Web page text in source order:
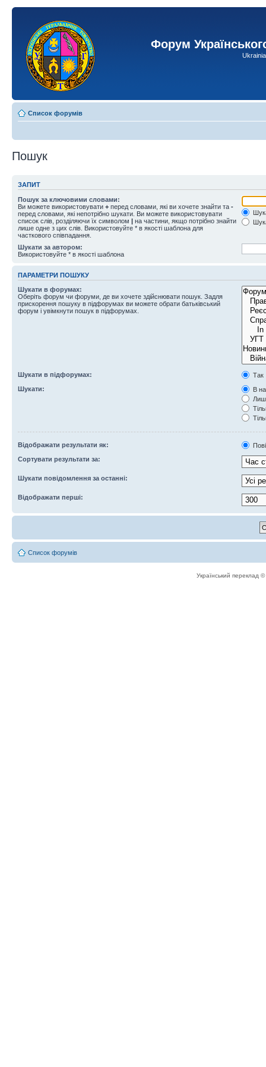
Форум
Список форумів
Пошук
ЗАПИТ
Пошук за ключовими словами:
Ви можете використовувати + перед словами, які ви хочете знайти та -
перед словами, які непотрібно шукати. Ви можете використовувати
список слів, розділяючи їх символом | на частини, якщо потрібно знайти
лише одне з цих слів. Використовуйте * в якості шаблона для
часткового співпадання.
Шукати за автором:
Використовуйте * в якості шаблона
ПАРАМЕТРИ ПОШУКУ
Шукати в форумах:
Оберіть форум чи форуми, де ви хочете здійснювати пошук. Задля
прискорення пошуку в підфорумах ви можете обрати батьківський
форум і увімкнути пошук в підфорумах.
Шукати в підфорумах:
Так
Шукати:
В
Відображати результати як:
Сортувати результати за:
Шукати повідомлення за останні:
Відображати перші:
Список форумів
Український переклад